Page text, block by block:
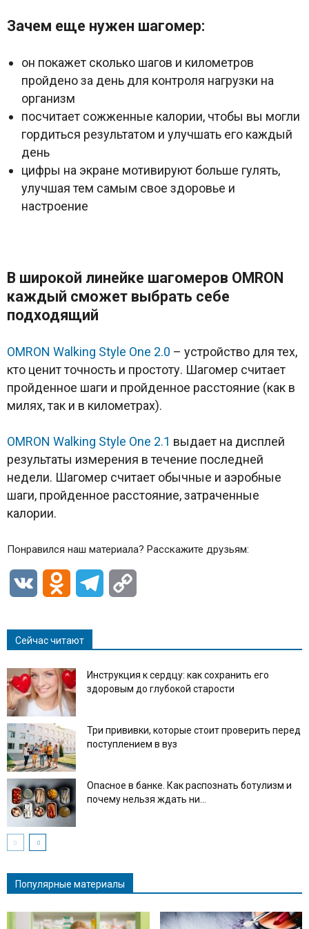
Зачем еще нужен шагомер:
он покажет сколько шагов и километров
пройдено за день для контроля нагрузки на
организм
посчитает сожженные калории, чтобы вы могли
гордиться результатом и улучшать его каждый
день
цифры на экране мотивируют больше гулять,
улучшая тем самым свое здоровье и
настроение
В широкой линейке шагомеров OMRON
каждый сможет выбрать себе
подходящий
OMRON Walking Style One 2.0 – устройство для тех,
кто ценит точность и простоту. Шагомер считает
пройденное шаги и пройденное расстояние (как в
милях, так и в километрах).
OMRON Walking Style One 2.1 выдает на дисплей
результаты измерения в течение последней
недели. Шагомер считает обычные и аэробные
шаги, пройденное расстояние, затраченные
калории.
Понравился наш материала? Расскажите друзьям:
VK Odnoklassniki
Telegram
Сейчас читают
Инструкция к сердцу: как сохранить его
здоровым до глубокой старости
Три прививки, которые стоит проверить перед
поступлением в вуз
Опасное в банке. Как распознать ботулизм и
почему нельзя ждать ни...
Популярные материалы